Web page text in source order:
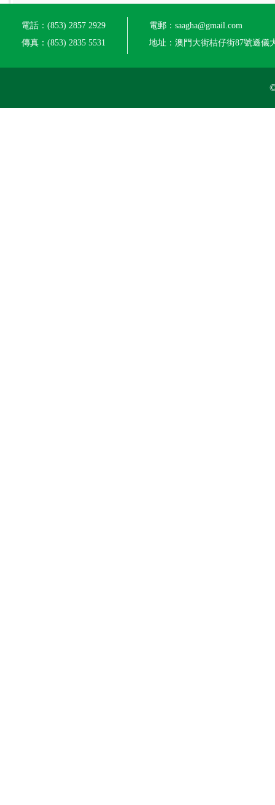
電話：(853) 2857 2929
傳真：(853) 2835 5531
電郵：saagha@gmail.com
地址：澳門大街桔仔街87號遜儀